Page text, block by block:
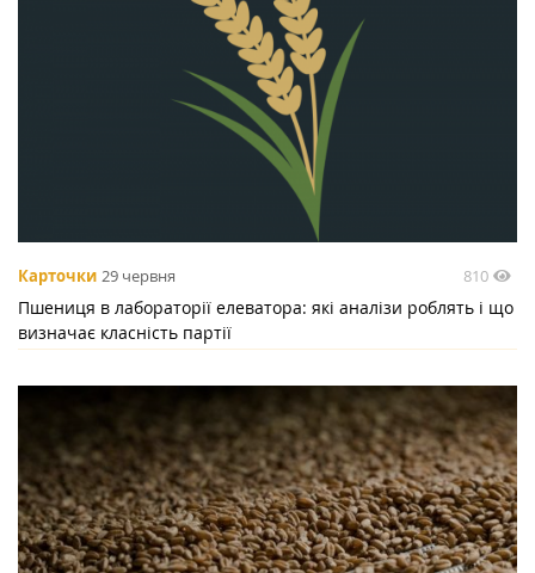
Карточки 29 червня 810
Пшениця в лабораторії елеватора: які аналізи роблять і що
визначає класність партії